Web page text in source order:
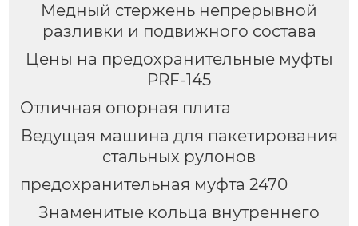
Медный стержень непрерывной
разливки и подвижного состава
Цены на предохранительные муфты
PRF-145
Отличная опорная плита
Ведущая машина для пакетирования
стальных рулонов
предохранительная муфта 2470
Знаменитые кольца внутреннего